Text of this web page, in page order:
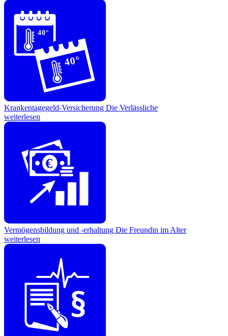
40°
40°
Krankentagegeld-Versicherung Die Verlässliche
weiterlesen
€
Vermögensbildung und -erhaltung Die Freundin im Alter
weiterlesen